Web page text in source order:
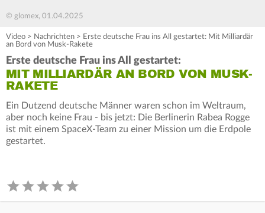
© glomex, 01.04.2025
Video > Nachrichten > Erste deutsche Frau ins All gestartet: Mit Milliardär
an Bord von Musk-Rakete
Erste deutsche Frau ins All gestartet:
MIT MILLIARDÄR AN BORD VON MUSK-
RAKETE
Ein Dutzend deutsche Männer waren schon im Weltraum,
aber noch keine Frau - bis jetzt: Die Berlinerin Rabea Rogge
ist mit einem SpaceX-Team zu einer Mission um die Erdpole
gestartet.